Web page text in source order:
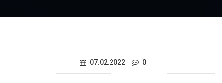
07.02.2022 0